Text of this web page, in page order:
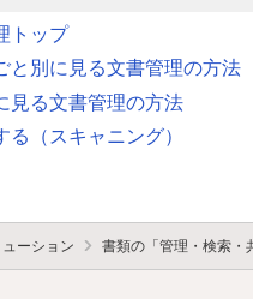
トップ
と別に見る文書管理の方法
見る文書管理の方法
る（スキャニング）
ーション 書類の「管理・検索・